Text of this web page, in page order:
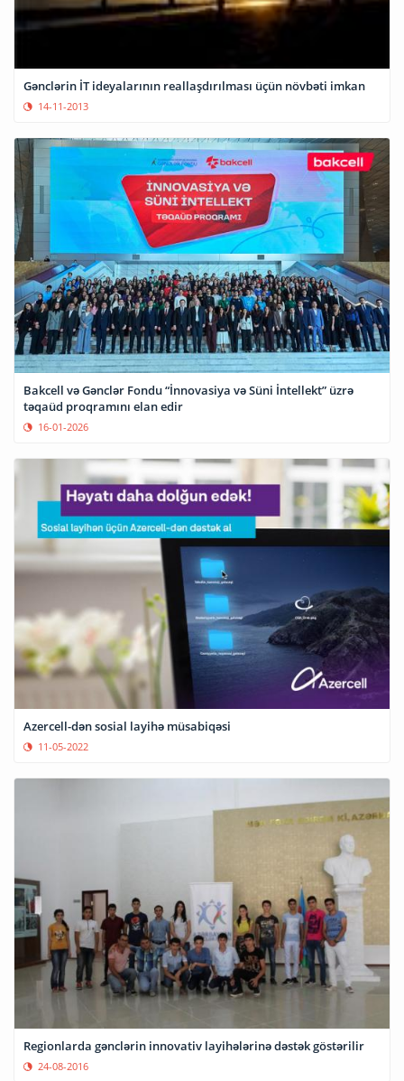
Gənclərin İT ideyalarının reallaşdırılması üçün növbəti imkan
14-11-2013
Bakcell və Gənclər Fondu “İnnovasiya və Süni İntellekt” üzrə
təqaüd proqramını elan edir
16-01-2026
Azercell-dən sosial layihə müsabiqəsi
11-05-2022
Regionlarda gənclərin innovativ layihələrinə dəstək göstərilir
24-08-2016